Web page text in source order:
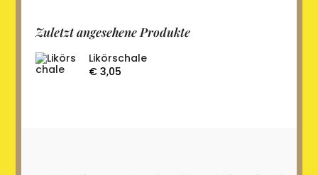
der
Produktseite
gewählt
werden
Zuletzt angesehene Produkte
Likörschale
€3,05